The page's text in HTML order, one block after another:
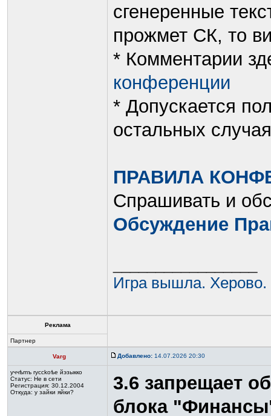
сгенеренные
прожмет СК, то
* Комментарии
конференции
* Допускается
остальных
ПРАВИЛА
Спрашивать и
Обсуждение
Игра вышла. Херово.
Реклама
Партнер
Varg Добавлено: 14.07.2026 20:30
yччѣmъ rycckoѣе йэзыккo
Статус: Не в сети
Регистрация: 30.12.2004
Откуда: у зайки яйки?
3.6 запрещает
блока